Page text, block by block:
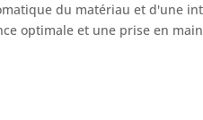
du matériau et d'une
optimale et une prise en